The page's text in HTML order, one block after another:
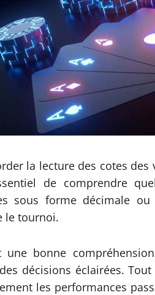
la lecture des cotes
de comprendre
sous forme décimale
le tournoi.
une bonne
décisions éclairées.
les performances